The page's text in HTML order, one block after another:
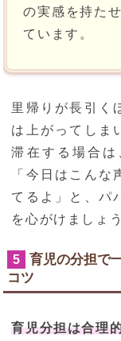
の実感を持た
ています。
里帰りが長引く
は上がってしま
滞在する場合は
「今日はこん
てるよ」と、パ
を心がけましょう
5
育児の分担で
コツ
育児分担は合理